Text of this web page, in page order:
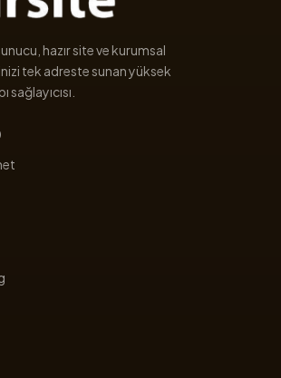
hazır site ve kurumsal
tek adreste sunan yüksek